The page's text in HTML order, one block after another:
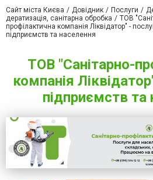
Сайт міста Києва Довідник Послуги
дератизація, санітарна обробка
ТОВ
профілактична компанія Ліквідатор" -
підприємств та населення
ТОВ "Санітарно-
компанія
підприємств та